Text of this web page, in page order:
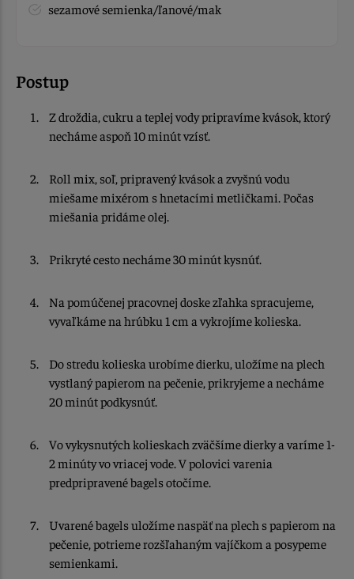
sezamové semienka/ľanové/mak
Postup
Z droždia, cukru a teplej vody pripravíme kvások, ktorý
necháme aspoň 10 minút vzísť.
Roll mix, soľ, pripravený kvások a zvyšnú vodu
miešame mixérom s hnetacími metličkami. Počas
miešania pridáme olej.
Prikryté cesto necháme 30 minút kysnúť.
Na pomúčenej pracovnej doske zľahka spracujeme,
vyvaľkáme na hrúbku 1 cm a vykrojíme kolieska.
Do stredu kolieska urobíme dierku, uložíme na plech
vystlaný papierom na pečenie, prikryjeme a necháme
20 minút podkysnúť.
Vo vykysnutých kolieskach zväčšíme dierky a varíme 1-
2 minúty vo vriacej vode. V polovici varenia
predpripravené bagels otočíme.
Uvarené bagels uložíme naspäť na plech s papierom na
pečenie, potrieme rozšľahaným vajíčkom a posypeme
semienkami.